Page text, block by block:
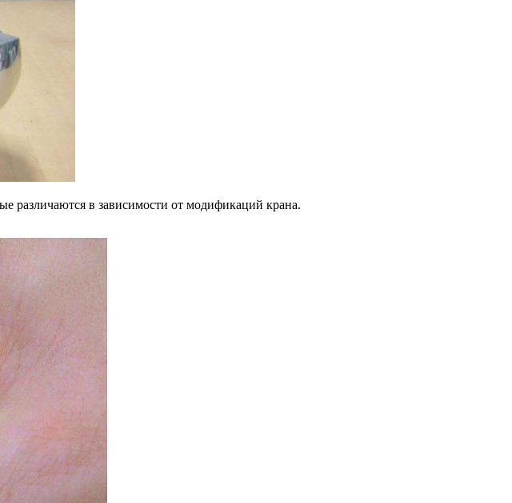
различаются в зависимости от модификаций крана.